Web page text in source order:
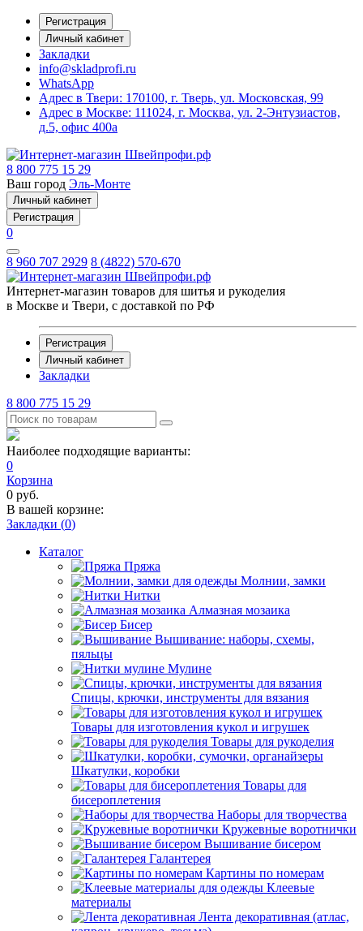
Регистрация
Личный кабинет
Закладки
info@skladprofi.ru
WhatsApp
Адрес в Твери: 170100, г. Тверь, ул. Московская, 99
Адрес в Москве: 111024, г. Москва, ул. 2-Энтузиастов,
д.5, офис 400а
8 800 775 15 29
Ваш город Эль-Монте
Личный кабинет
Регистрация
0
8 960 707 2929 8 (4822) 570-670
Интернет-магазин товаров для шитья и рукоделия
в Москве и Твери, с доставкой по РФ
Регистрация
Личный кабинет
Закладки
8 800 775 15 29
Наиболее подходящие варианты:
0
Корзина
0 руб.
В вашей корзине:
Закладки (0)
Каталог
Пряжа
Молнии, замки
Нитки
Алмазная мозаика
Бисер
Вышивание: наборы, схемы,
пяльцы
Мулине
Спицы, крючки, инструменты для вязания
Товары для изготовления кукол и игрушек
Товары для рукоделия
Шкатулки, коробки
Товары для
бисероплетения
Наборы для творчества
Кружевные воротнички
Вышивание бисером
Галантерея
Картины по номерам
Клеевые
материалы
Лента декоративная (атлас,